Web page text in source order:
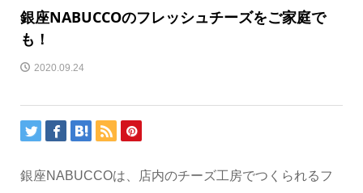
銀座NABUCCOのフレッシュチーズをご家庭で
も！
2020.09.24
銀座NABUCCOは、店内のチーズ工房でつくられるフ